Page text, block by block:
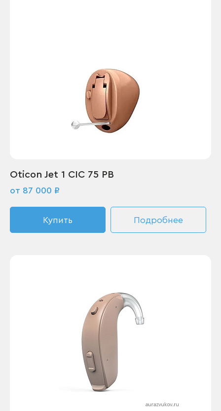
Oticon Jet 1 CIC 75 PB
от 87 000 ₽
Купить Подробнее